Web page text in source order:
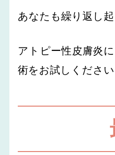
あなたも繰り返し
アトピー性皮膚炎
術をお試しください